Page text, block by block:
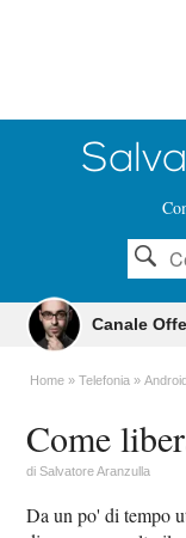
Canale
Home Telefonia
Come
diSalvatore Aranzulla
Da un po' di tempo